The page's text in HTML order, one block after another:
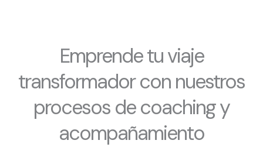
Emprende tu viaje
transformador con nuestros
procesos de coaching y
acompañamiento